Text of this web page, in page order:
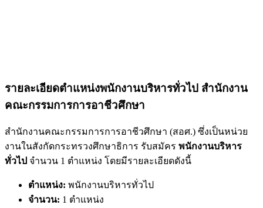
รายละเอียดตำแหน่งพนักงานบริหารทั่วไป สำนักงาน
คณะกรรมการการอาชีวศึกษา
สำนักงานคณะกรรมการการอาชีวศึกษา (สอศ.) ซึ่งเป็นหน่วย
งานในสังกัดกระทรวงศึกษาธิการ รับสมัคร พนักงานบริหาร
ทั่วไป จำนวน 1 ตำแหน่ง โดยมีรายละเอียดดังนี้
ตำแหน่ง: พนักงานบริหารทั่วไป
จำนวน: 1 ตำแหน่ง